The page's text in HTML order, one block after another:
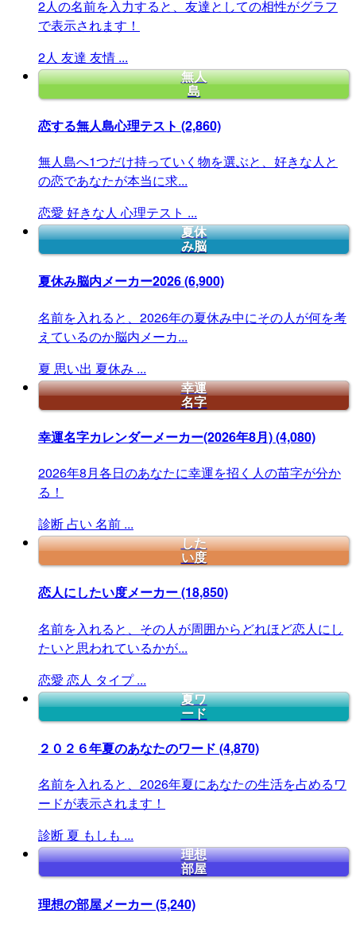
2人の名前を入力すると、友達としての相性がグラフ
で表示されます！
2人 友達 友情 ...
無人
島
恋する無人島心理テスト (2,860)
無人島へ1つだけ持っていく物を選ぶと、好きな人と
の恋であなたが本当に求...
恋愛 好きな人 心理テスト ...
夏休
み脳
夏休み脳内メーカー2026(6,900)
名前を入れると、2026年の夏休み中にその人が何を考
えているのか脳内メーカ...
夏 思い出 夏休み ...
幸運
名字
幸運名字カレンダーメーカー(2026年8月)(4,080)
2026年8月各日のあなたに幸運を招く人の苗字が分か
る！
診断 占い 名前 ...
した
い度
恋人にしたい度メーカー(18,850)
名前を入れると、その人が周囲からどれほど恋人にし
たいと思われているかが...
恋愛 恋人 タイプ ...
夏ワ
ード
２０２６年夏のあなたのワード (4,870)
名前を入れると、2026年夏にあなたの生活を占めるワ
ードが表示されます！
診断 夏 もしも ...
理想
部屋
理想の部屋メーカー(5,240)